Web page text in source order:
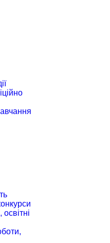
освітні